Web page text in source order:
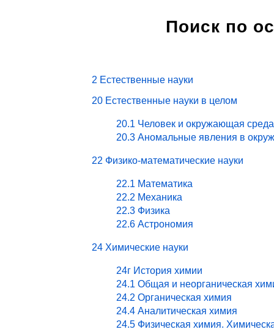
Поиск по
2 Естественные науки
20 Естественные науки в целом
20.1 Человек и окружающая
20.3 Аномальные явления в
22 Физико-математические науки
22.1 Математика
22.2 Механика
22.3 Физика
22.6 Астрономия
24 Химические науки
24г История химии
24.1 Общая и неорганическая
24.2 Органическая химия
24.4 Аналитическая химия
24.5 Физическая химия.